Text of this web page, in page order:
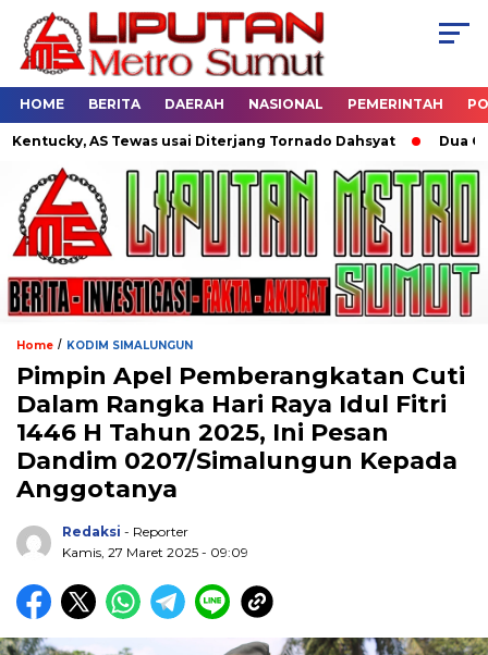
HOME BERITA DAERAH NASIONAL PEMERINTAH
AS Tewas usai Diterjang Tornado Dahsyat Dua Oknum
Home / KODIM SIMALUNGUN
Pimpin Apel Pemberangkatan Cuti
Dalam Rangka Hari Raya Idul Fitri
1446 H Tahun 2025, Ini Pesan
Dandim 0207/Simalungun Kepada
Anggotanya
Redaksi - Reporter
Kamis, 27 Maret 2025 - 09:09